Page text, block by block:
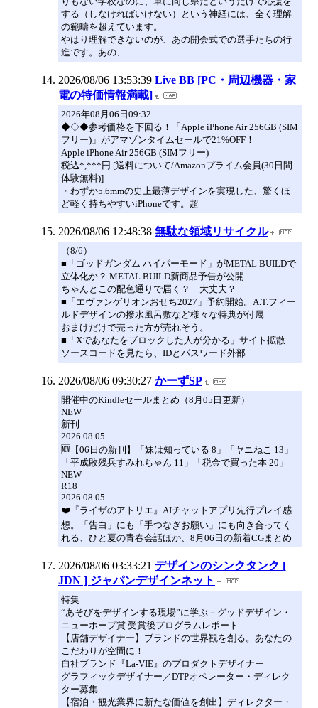
する（しなければいけない）という神経には、全く理解
の範疇を超えています。
やはり理解できないのが、あの開会式での選手たちの行
進です。あの、
2026/08/06 13:53:39 Live BB [PC・周辺機器・家
電の特価情報満載]
2026年08月06日09:32
◆◇◆参考価格を下回る！「Apple iPhone Air 256GB (SIM
フリー)」がアマゾンタイムセールで21%OFF！
Apple iPhone Air 256GB (SIMフリー)
税込*,***円 [送料について/Amazonプライム会員(30日間
体験無料)]
・わずか5.6mmの史上最薄デザインを実現した、驚くほ
ど軽く持ちやすいiPhoneです。超
2026/08/06 12:48:38 無駄な領域リサイクル
（8/6）
■「ゴッドガンダム ハイパーモード」がMETAL BUILDで
立体化か？ METAL BUILD新商品予告が公開
ちゃんとこの配色通りで届く？ 大丈夫？
■「エヴァンゲリオンおせち2027」予約開始。A.T.フィー
ルドデザインの撥水風呂敷など様々な特典が付属
おまけだけで売った方が売れそう。
■「Xであなたをブロックした人が分かる」サイト拡散
ソースコードを見たら、IDとパスワード外部
2026/08/06 09:30:27 かーずSP
開催中のKindleセールまとめ（8月05日更新）
NEW
新刊
2026.08.05
🆕【06日の新刊】「妹は知っている 8」「ヤニねこ 13」
「平成敗残兵すみれちゃん 11」「税金で買った本 20」
NEW
R18
2026.08.05
❤️『ライザのアトリエ』AIチャットアプリ先行プレイ感
想。「告白」にも「手つなぎお願い」にも向き合ってく
れる、ひと夏の青春会話ほか、8月06日の新着CGまとめ
2026/08/06 03:33:21 デザインのシンクタンク [
JDN ] ジャパンデザインネット
特集
“あそびをデザインする現場”に学ぶ－グッドデザイン・
ニューホープ賞 受賞後プログラムレポート
【店舗デザイナー】ブランドの世界観を創る。あなたの
こだわりが空間に！
自社ブランド『La-VIE』のプロダクトデザイナー
グラフィックデザイナー／DTPオペレーター・ディレク
ター募集
【宿泊・観光業界に新たな価値を創出】ディレクター・